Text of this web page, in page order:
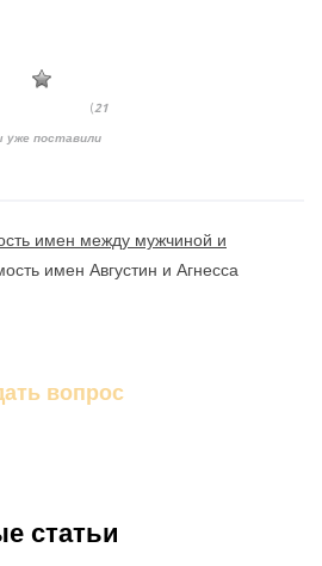
(21
уже поставили
имен между мужчиной и
имен Августин и Агнесса
вопрос
статьи